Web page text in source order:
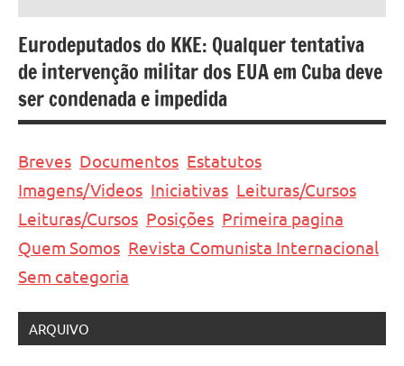
Eurodeputados do KKE: Qualquer tentativa
de intervenção militar dos EUA em Cuba deve
ser condenada e impedida
Breves Documentos Estatutos
Imagens/Videos Iniciativas Leituras/Cursos
Leituras/Cursos Posições Primeira pagina
Quem Somos Revista Comunista Internacional
Sem categoria
ARQUIVO